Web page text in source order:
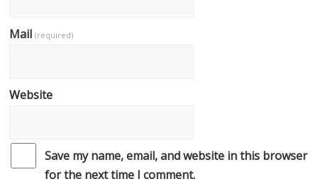
Mail(required)
Website
Save my name, email, and website in this browser
for the next time I comment.